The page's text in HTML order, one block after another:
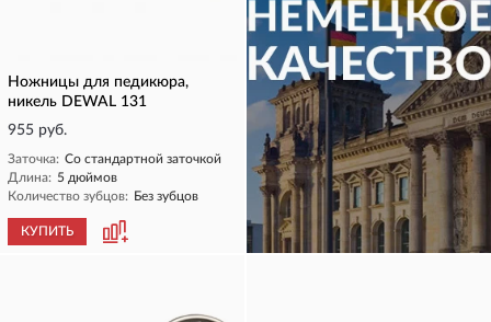
Ножницы для педикюра,
никель DEWAL 131
955 руб.
Заточка: Со стандартной заточкой
Длина: 5 дюймов
Количество зубцов: Без зубцов
КУПИТЬ КУПИТЬ